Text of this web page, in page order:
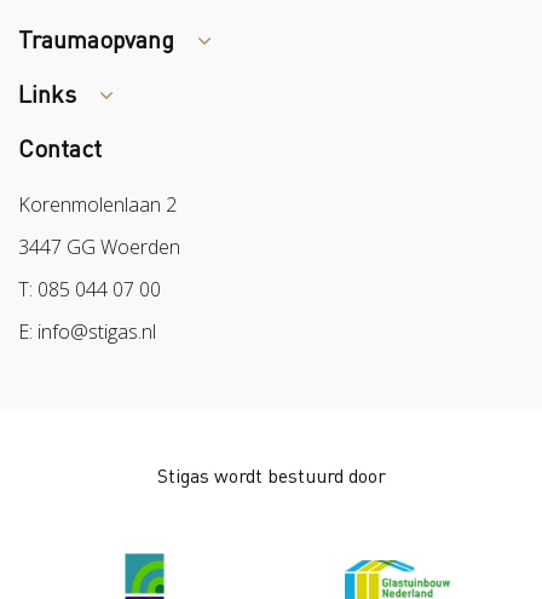
Traumaopvang
Tips arbocatalogus?
Links
Colland
Sazas
BPL
Arbeidsmarkt
Contact
Korenmolenlaan 2
3447 GG Woerden
T: 085 044 07 00
E: info@stigas.nl
Stigas wordt bestuurd door